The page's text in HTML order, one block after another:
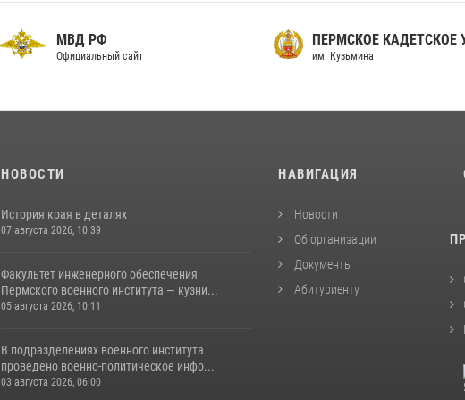
МВД РФ
Официальный сайт
ПЕРМСКОЕ КАДЕТСКОЕ
им. Кузьмина
НОВОСТИ
История края в деталях
07 августа 2026, 10:39
Факультет инженерного обеспечения
Пермского военного института — кузни...
05 августа 2026, 10:11
В подразделениях военного института
проведено военно-политическое инфо...
03 августа 2026, 06:00
НАВИГАЦИЯ
Новости
Об организации
Документы
Абитуриенту